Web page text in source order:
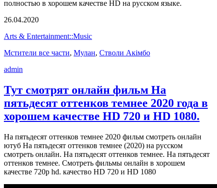
полностью в хорошем качестве HD на русском языке.
26.04.2020
Arts & Entertainment::Music
Мстители все части, Мулан, Стволи Акімбо
admin
Тут смотрят онлайн фильм На
пятьдесят оттенков темнее 2020 года в
хорошем качестве HD 720 и HD 1080.
На пятьдесят оттенков темнее 2020 фильм смотреть онлайн
ютуб На пятьдесят оттенков темнее (2020) на русском
смотреть онлайн. На пятьдесят оттенков темнее. На пятьдесят
оттенков темнее. Смотреть фильмы онлайн в хорошем
качестве 720p hd. качество HD 720 и HD 1080